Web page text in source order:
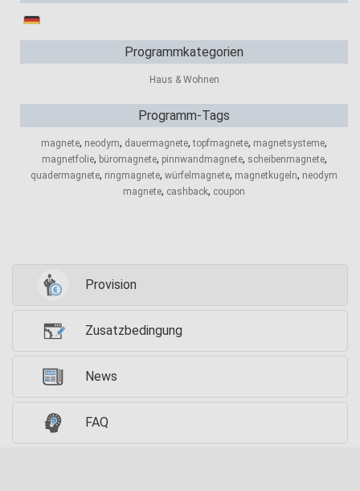
Programmkategorien
Haus & Wohnen
Programm-Tags
magnete, neodym, dauermagnete,topfmagnete, magnetsysteme,
magnetfolie, büromagnete, pinnwandmagnete, scheibenmagnete,
quadermagnete, ringmagnete, würfelmagnete, magnetkugeln, neodym
magnete, cashback, coupon
Provision
Zusatzbedingung
News
FAQ